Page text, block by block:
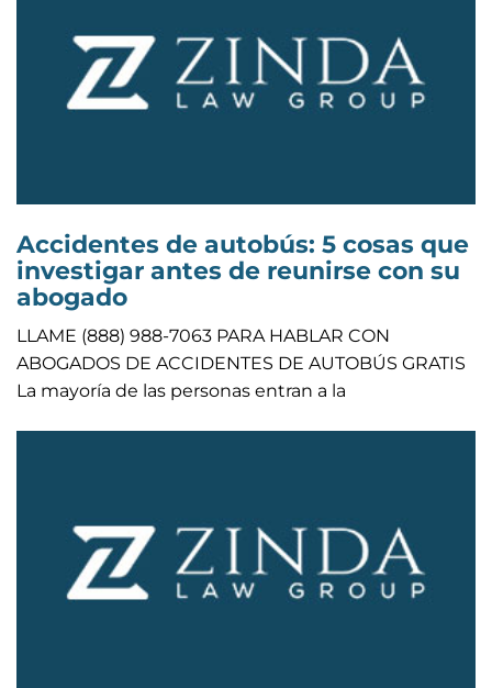
Accidentes de autobús: 5 cosas que
investigar antes de reunirse con su
abogado
LLAME (888) 988-7063 PARA HABLAR CON
ABOGADOS DE ACCIDENTES DE AUTOBÚS GRATIS
La mayoría de las personas entran a la